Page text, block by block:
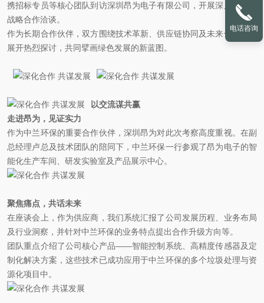
携招标专员等核心团队到访深圳昂为电子有限公司，开展深度考察与
战略合作洽谈。
作为长期合作伙伴，双方围绕技术革新、供应链协同及未来合作模式
展开热烈探讨，共同擘画绿色发展的新蓝图。
以交流谋共赢
走进昂为，见证实力
作为中兰环保的重要合作伙伴，深圳昂为对此次考察高度重视。在副
总经理卢总及技术团队的陪同下，中兰环保一行参观了昂为电子的智
能化生产车间、研发实验室及产品展示中心。
聚焦痛点，共话未来
在座谈会上，作为供应商，我们系统汇报了公司发展历程、业务布局
及行业洞察，并针对中兰环保的业务特点提出合作升级方向等。
团队重点介绍了公司核心产品——智能控制系统、高精度传感器及定
制化解决方案，这些技术已成功应用于中兰环保的多个垃圾处理与资
源化项目中。
电话咨询